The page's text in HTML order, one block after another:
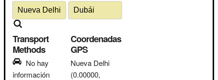
Transport
Methods
No hay
información
Coordenadas
GPS
Nueva Delhi
(0.00000,